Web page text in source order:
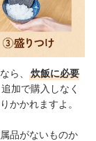
ら、
炊飯に必要
加で購入しなく
かかれますよ。
品がないものか